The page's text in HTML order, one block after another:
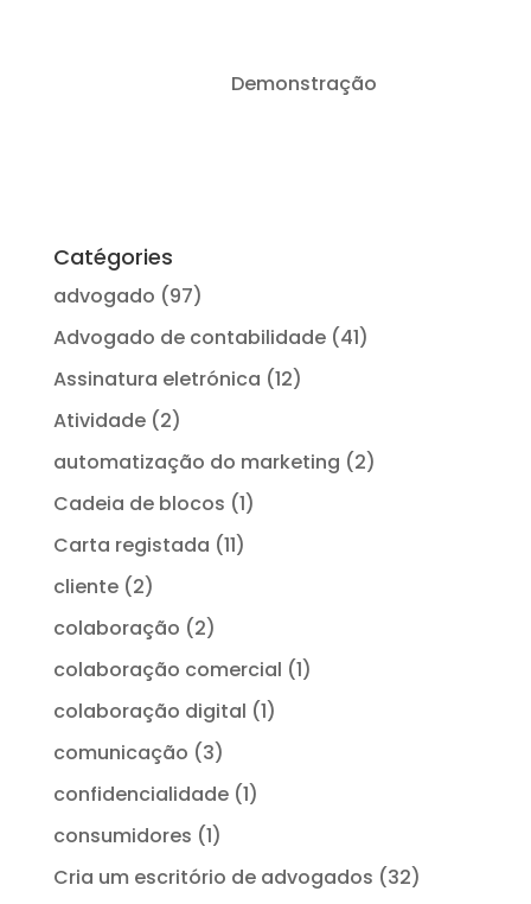
Demonstração
LegalProd IA vs
Catégories
advogado (97)
Advogado de contabilidade(41)
Assinatura eletrónica (12)
Atividade(2)
automatização do marketing (2)
Cadeia de blocos (1)
Carta registada (11)
cliente(2)
colaboração (2)
colaboração comercial (1)
colaboração digital (1)
comunicação (3)
confidencialidade(1)
consumidores (1)
Cria um escritório de advogados (32)